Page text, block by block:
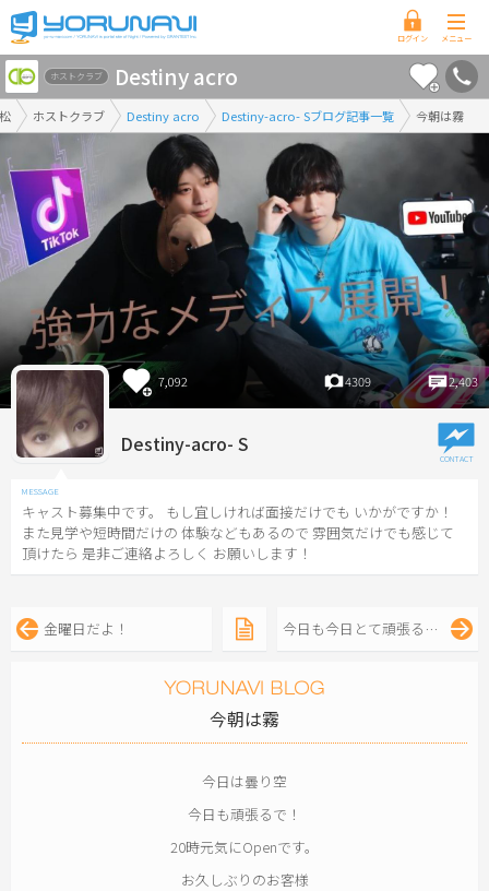
香
川
県
版
ホストクラブ Destiny acro Destiny-acro- Sブログ記事一覧 今朝は霧
ホストクラブ Destiny acro
7,092 4309 2,403
Destiny-acro- S
キャスト募集中です。 もし宜しければ面接だけでも いかがですか！
また見学や短時間だけの 体験などもあるので 雰囲気だけでも感じて
頂けたら 是非ご連絡よろしく お願いします！
金曜日だよ！ 今日も今日とて頑張るよ！
今朝は霧
今日は曇り空
今日も頑張るで！
20時元気にOpenです。
お久しぶりのお客様